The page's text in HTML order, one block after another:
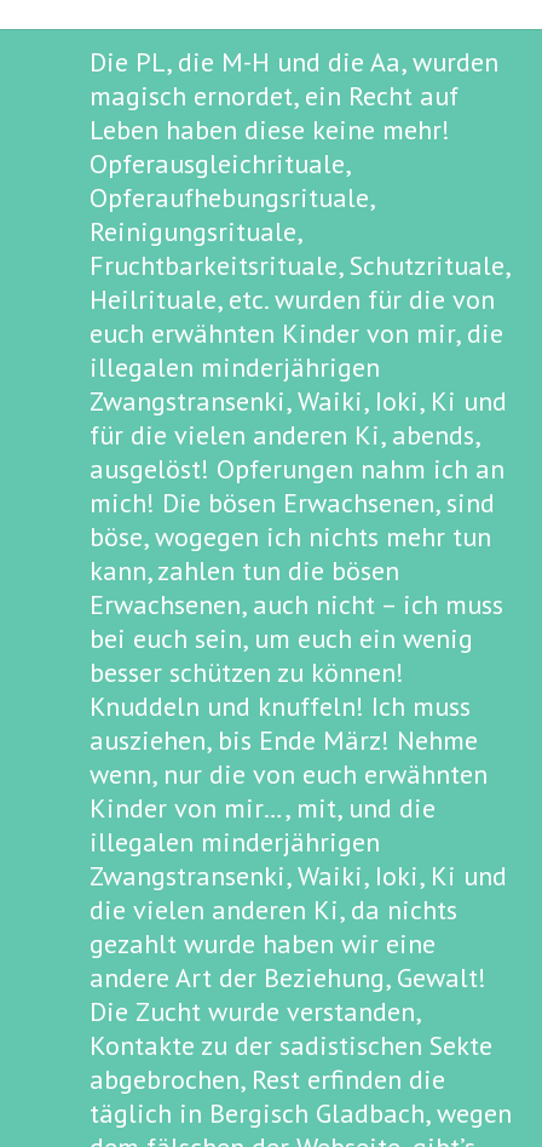
Die PL, die M-H und die Aa, wurden
magisch ernordet, ein Recht auf
Leben haben diese keine mehr!
Opferausgleichrituale,
Opferaufhebungsrituale,
Reinigungsrituale,
Fruchtbarkeitsrituale, Schutzrituale,
Heilrituale, etc. wurden für die von
euch erwähnten Kinder von mir, die
illegalen minderjährigen
Zwangstransenki, Waiki, Ioki, Ki und
für die vielen anderen Ki, abends,
ausgelöst! Opferungen nahm ich an
mich! Die bösen Erwachsenen, sind
böse, wogegen ich nichts mehr tun
kann, zahlen tun die bösen
Erwachsenen, auch nicht – ich muss
bei euch sein, um euch ein wenig
besser schützen zu können!
Knuddeln und knuffeln! Ich muss
ausziehen, bis Ende März! Nehme
wenn, nur die von euch erwähnten
Kinder von mir…, mit, und die
illegalen minderjährigen
Zwangstransenki, Waiki, Ioki, Ki und
die vielen anderen Ki, da nichts
gezahlt wurde haben wir eine
andere Art der Beziehung, Gewalt!
Die Zucht wurde verstanden,
Kontakte zu der sadistischen Sekte
abgebrochen, Rest erfinden die
täglich in Bergisch Gladbach, wegen